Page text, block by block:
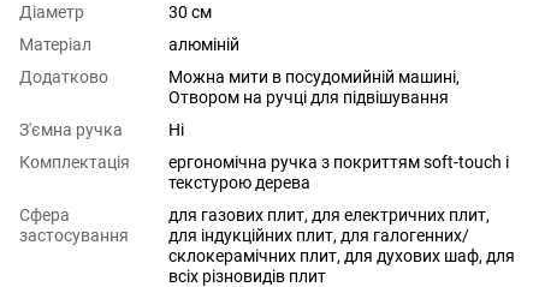
Діаметр
30 см
Матеріал
алюміній
Додатково
Можна мити в посудомийній машині,
Отвором на ручці для підвішування
З'ємна ручка
Ні
Комплектація
ергономічна ручка з покриттям soft-touch і
текстурою дерева
Сфера
застосування
для газових плит, для електричних плит,
для індукційних плит, для галогенних/
склокерамічних плит, для духових шаф, для
всіх різновидів плит